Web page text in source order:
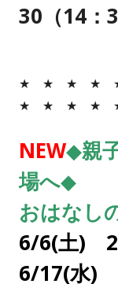
30（14：
★ ★ ★ ★
★ ★ ★ ★
NEW◆親
場へ◆
おはなし
6/6(土) 2
6/17(水)